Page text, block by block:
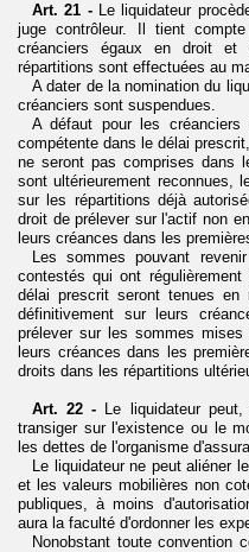
Art. 21 -Le liquidateur
juge contrôleur. Il tient
créanciers égaux en droit et
répartitions sont effectuées au
A dater de la nomination du
créanciers sont suspendues.
A défaut pour les créanciers
compétente dans le délai
ne seront pas comprises dans
sont ultérieurement reconnues,
sur les répartitions déjà
droit de prélever sur l'actif non
leurs créances dans les
Les sommes pouvant
contestés qui ont
délai prescrit seront tenues
définitivement sur leurs
prélever sur les sommes
leurs créances dans les
droits dans les répartitions
Art. 22 - Le liquidateur
transiger sur l'existence ou le
les dettes de l'organisme
Le liquidateur ne peut aliéner
et les valeurs mobilières non
publiques, à moins
aura la faculté d'ordonner les
Nonobstant toute convention